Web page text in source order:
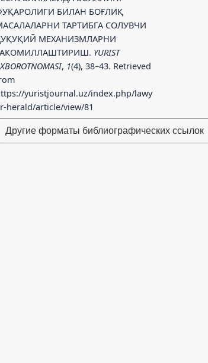
БИЛАН БОҒЛИҚ
ТАРТИБГА СОЛУВЧИ
МЕХАНИЗМЛАРНИ
YURIST
, 1(4), 38–43. Retrieved
yuristjournal.uz/index.php/lawy
herald/article/view/81
Другие форматы библиографических ссылок